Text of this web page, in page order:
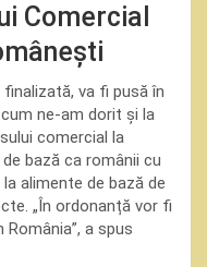
Comercial
va fi pusă în
ne-am dorit și la
comercial la
bază ca românii cu
alimente de bază de
„În ordonanță vor fi
a spus